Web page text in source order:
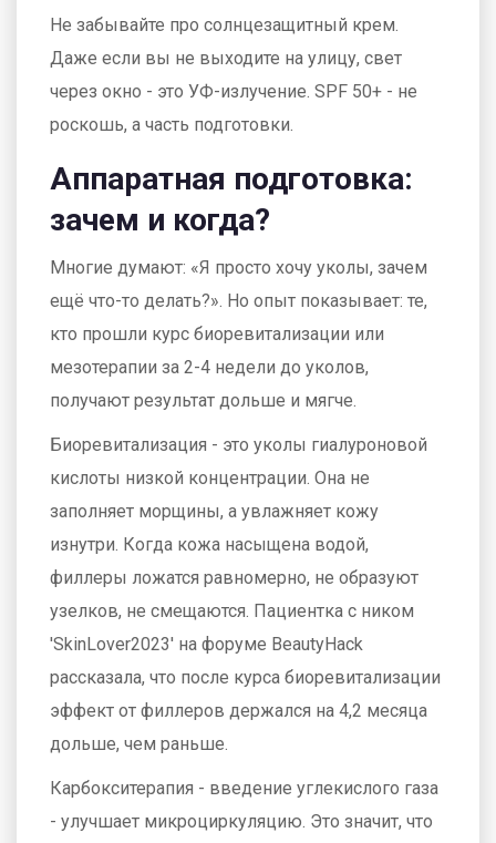
Не забывайте про солнцезащитный крем.
Даже если вы не выходите на улицу, свет
через окно - это УФ-излучение. SPF 50+ - не
роскошь, а часть подготовки.
Аппаратная подготовка:
зачем и когда?
Многие думают: «Я просто хочу уколы, зачем
ещё что-то делать?». Но опыт показывает: те,
кто прошли курс биоревитализации или
мезотерапии за 2-4 недели до уколов,
получают результат дольше и мягче.
Биоревитализация - это уколы гиалуроновой
кислоты низкой концентрации. Она не
заполняет морщины, а увлажняет кожу
изнутри. Когда кожа насыщена водой,
филлеры ложатся равномерно, не образуют
узелков, не смещаются. Пациентка с ником
'SkinLover2023' на форуме BeautyHack
рассказала, что после курса биоревитализации
эффект от филлеров держался на 4,2 месяца
дольше, чем раньше.
Карбокситерапия - введение углекислого газа
- улучшает микроциркуляцию. Это значит, что